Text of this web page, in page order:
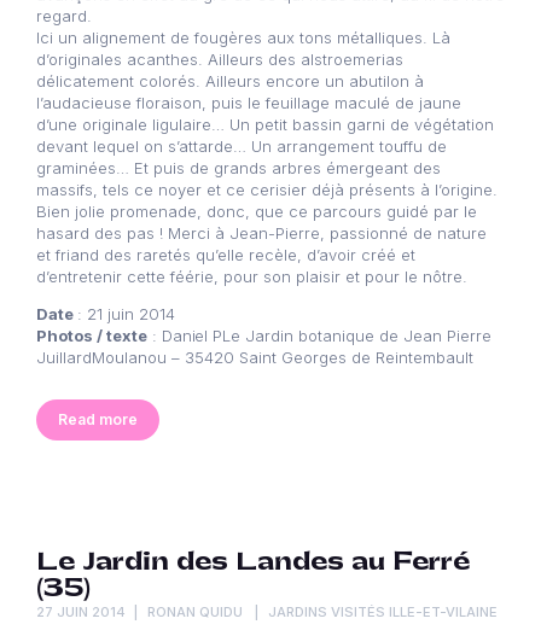
regard.
Ici un alignement de fougères aux tons métalliques. Là
d’originales acanthes. Ailleurs des alstroemerias
délicatement colorés. Ailleurs encore un abutilon à
l’audacieuse floraison, puis le feuillage maculé de jaune
d’une originale ligulaire… Un petit bassin garni de végétation
devant lequel on s’attarde… Un arrangement touffu de
graminées… Et puis de grands arbres émergeant des
massifs, tels ce noyer et ce cerisier déjà présents à l’origine.
Bien jolie promenade, donc, que ce parcours guidé par le
hasard des pas ! Merci à Jean-Pierre, passionné de nature
et friand des raretés qu’elle recèle, d’avoir créé et
d’entretenir cette féérie, pour son plaisir et pour le nôtre.
Date : 21 juin 2014
Photos / texte: Daniel PLe Jardin botanique de Jean Pierre
JuillardMoulanou – 35420 Saint Georges de Reintembault
Read more
Le Jardin des Landes au Ferré
(35)
27 JUIN 2014 RONAN QUIDU JARDINS VISITÉS ILLE-ET-VILAINE